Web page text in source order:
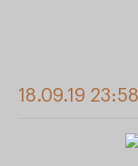
18.09.19